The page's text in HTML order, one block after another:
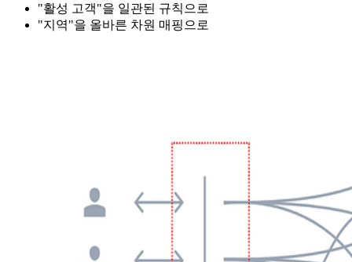
"활성 고객"을 일관된 규칙으로
"지역"을 올바른 차원 매핑으로